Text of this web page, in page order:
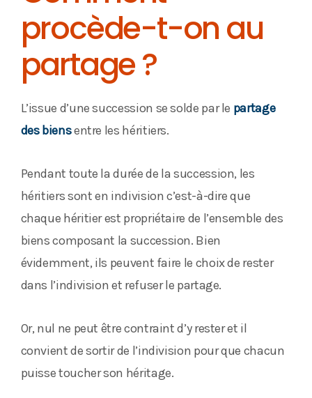
procède-t-on au
partage ?
L’issue d’une succession se solde par le partage
des biensentre les héritiers.
Pendant toute la durée de la succession, les
héritiers sont en indivision c’est-à-dire que
chaque héritier est propriétaire de l’ensemble des
biens composant la succession. Bien
évidemment, ils peuvent faire le choix de rester
dans l’indivision et refuser le partage.
Or, nul ne peut être contraint d’y rester et il
convient de sortir de l’indivision pour que chacun
puisse toucher son héritage.